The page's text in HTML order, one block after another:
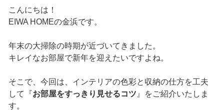
こんにちは！
EIWA HOMEの金浜です。
年末の大掃除の時期が近づいてきました。
キレイなお部屋で新年を迎えたいですよね。
そこで、今回は、インテリアの色彩と収納の仕方を工夫
して『お部屋をすっきり見せるコツ 』をご紹介いたしま
す。